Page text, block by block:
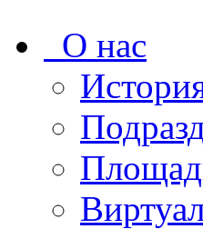
О нас